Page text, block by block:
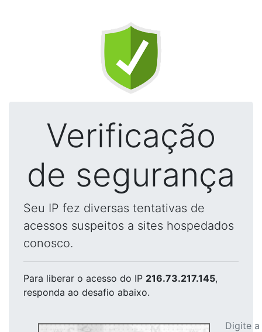
Verificação
de segurança
Seu IP fez diversas tentativas de
acessos suspeitos a sites hospedados
conosco.
Para liberar o acesso do IP 216.73.217.145,
responda ao desafio abaixo.
Digite